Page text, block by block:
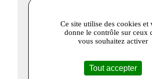
Ce site utilise des cookies et
donne le contrôle sur ceux
vous souhaitez activer
Tout accepter